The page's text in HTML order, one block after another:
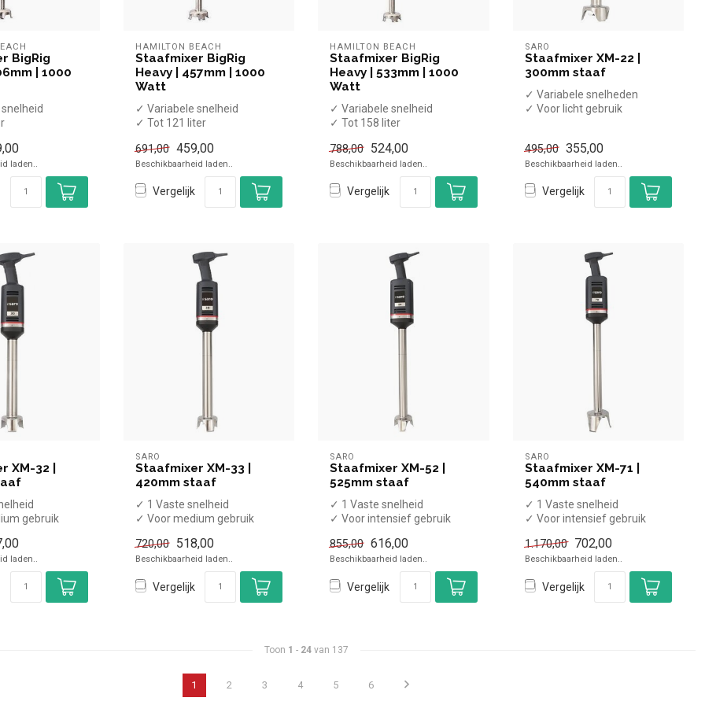
BigRig
| 1000
230 Volt
laden..
HAMILTON BEACH
Staafmixer BigRig
Heavy | 457mm | 1000
Watt
✓ Variabele snelheid
✓ Tot 121 liter
✓ 1000 Watt / 230 Volt
691,00 459,00
Beschikbaarheid laden..
Vergelijk
HAMILTON BEACH
Staafmixer BigRig
Heavy | 533mm | 1000
Watt
✓ Variabele snelheid
✓ Tot 158 liter
✓ 1000 Watt / 230 Volt
788,00 524,00
Beschikbaarheid laden..
Vergelijk
SARO
Staafmixer XM-22 |
300mm staaf
✓ Variabele snelheden
✓ Voor licht gebruik
...
495,00 355,00
Beschikbaarheid laden..
Vergelijk
XM-32 |
gebruik
rpm
laden..
SARO
Staafmixer XM-33 |
420mm staaf
✓ 1 Vaste snelheid
✓ Voor medium gebruik
✓ Max 12.000 rpm
✓ ...
720,00 518,00
Beschikbaarheid laden..
Vergelijk
SARO
Staafmixer XM-52 |
525mm staaf
✓ 1 Vaste snelheid
✓ Voor intensief gebruik
✓ Max 12.000 rp...
855,00 616,00
Beschikbaarheid laden..
Vergelijk
SARO
Staafmixer XM-71 |
540mm staaf
✓ 1 Vaste snelheid
✓ Voor intensief gebruik
✓ Max 12.000 rpm
...
1.170,00 702,00
Beschikbaarheid laden..
Vergelijk
Toon 1 - 24van 137
1 2 3 4 5 6